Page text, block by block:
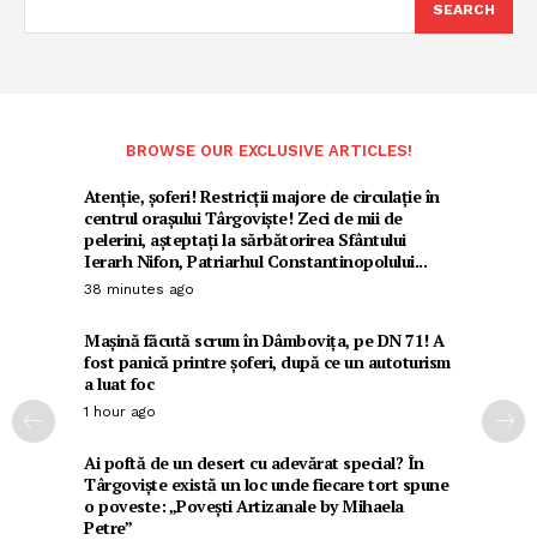
SEARCH
BROWSE OUR EXCLUSIVE ARTICLES!
Atenție, șoferi! Restricții majore de circulație în
centrul orașului Târgoviște! Zeci de mii de
pelerini, așteptați la sărbătorirea Sfântului
Ierarh Nifon, Patriarhul Constantinopolului...
38 minutes ago
Mașină făcută scrum în Dâmbovița, pe DN 71! A
fost panică printre șoferi, după ce un autoturism
a luat foc
1 hour ago
Ai poftă de un desert cu adevărat special? În
Târgoviște există un loc unde fiecare tort spune
o poveste: „Povești Artizanale by Mihaela
Petre”